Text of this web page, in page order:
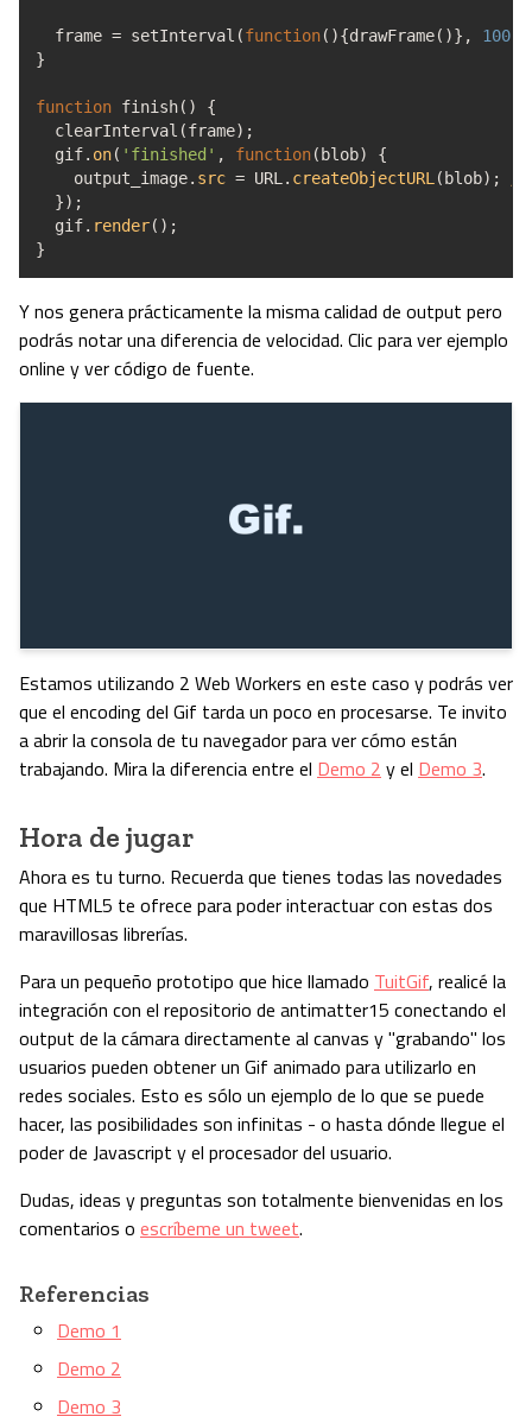
frame = setInterval (function( ){drawFrame( )} , 100
}
function finish( )
{
clearInterval (frame) ;
gif. on( 'finished' , function( blob)
{
output_image. src = URL. createObjectURL ( blob) ;
}) ;
gif. render( ) ;
}
Y nos genera prácticamente la misma calidad de output pero
podrás notar una diferencia de velocidad. Clic para ver ejemplo
online y ver código de fuente.
Estamos utilizando 2 Web Workers en este caso y podrás ver
que el encoding del Gif tarda un poco en procesarse. Te invito
a abrir la consola de tu navegador para ver cómo están
trabajando. Mira la diferencia entre el Demo 2 y el Demo 3.
Hora de jugar
Ahora es tu turno. Recuerda que tienes todas las novedades
que HTML5 te ofrece para poder interactuar con estas dos
maravillosas librerías.
Para un pequeño prototipo que hice llamado TuitGif, realicé la
integración con el repositorio de antimatter15 conectando el
output de la cámara directamente al canvas y "grabando" los
usuarios pueden obtener un Gif animado para utilizarlo en
redes sociales. Esto es sólo un ejemplo de lo que se puede
hacer, las posibilidades son infinitas - o hasta dónde llegue el
poder de Javascript y el procesador del usuario.
Dudas, ideas y preguntas son totalmente bienvenidas en los
comentarios o escríbeme un tweet.
Referencias
Demo 1
Demo 2
Demo 3